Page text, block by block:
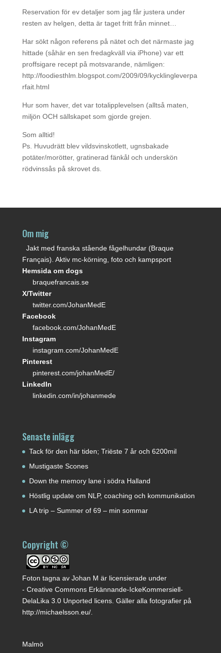
Reservation för ev detaljer som jag får justera under
resten av helgen, detta är taget fritt från minnet…
Har sökt någon referens på nätet och det närmaste jag
hittade (såhär en sen fredagkväll via iPhone) var ett
proffsigare recept på motsvarande, nämligen:
http://foodiesthlm.blogspot.com/2009/09/kycklingleverpa
rfait.html
Hur som haver, det var totalipplevelsen (alltså maten,
miljön OCH sällskapet som gjorde grejen.
Som alltid!
Ps. Huvudrätt blev vildsvinskotlett, ugnsbakade
potäter/morötter, gratinerad fänkål och underskön
rödvinssås på skrovet ds.
Om mig
Jakt med franska stående fågelhundar (Braque
Français). Aktiv mc-körning, foto och kampsport
Hemsida om dogs
braquefrancais.se
X/Twitter
twitter.com/JohanMedE
Facebook
facebook.com/JohanMedE
Instagram
instagram.com/JohanMedE
Pinterest
pinterest.com/johanMedE/
LinkedIn
linkedin.com/in/johanmede
Senaste inlägg
Tack för den här tiden; Triëste 7 år och 6200mil
Mustigaste Scones
Down the memory lane i södra Halland
Höstlig update om NLP, coaching och kommunikation
LA trip – Summer of 69 – min sommar
Copyright ©
Foton tagna av Johan M är licensierade under
- Creative Commons Erkännande-IckeKommersiell-
DelaLika 3.0 Unported licens. Gäller alla fotografier på
http://michaelsson.eu/.
Malmö